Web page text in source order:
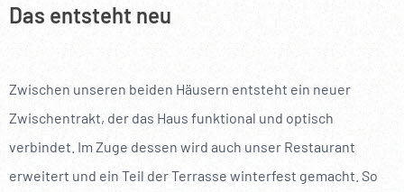
Das entsteht neu
Zwischen unseren beiden Häusern entsteht ein neuer
Zwischentrakt, der das Haus funktional und optisch
verbindet. Im Zuge dessen wird auch unser Restaurant
erweitert und ein Teil der Terrasse winterfest gemacht. So